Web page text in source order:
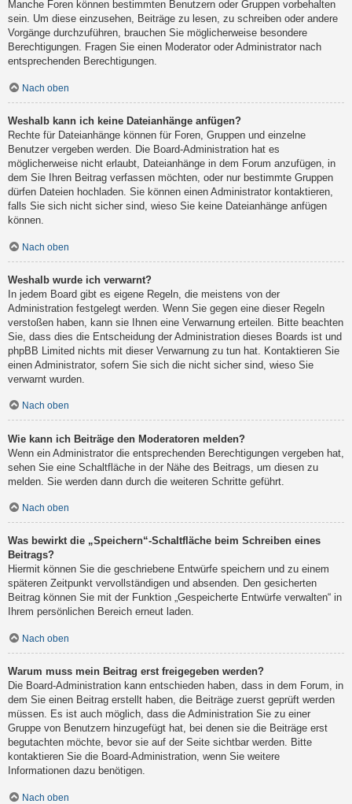
Manche Foren können bestimmten Benutzern oder Gruppen vorbehalten
sein. Um diese einzusehen, Beiträge zu lesen, zu schreiben oder andere
Vorgänge durchzuführen, brauchen Sie möglicherweise besondere
Berechtigungen. Fragen Sie einen Moderator oder Administrator nach
entsprechenden Berechtigungen.
Nach oben
Weshalb kann ich keine Dateianhänge anfügen?
Rechte für Dateianhänge können für Foren, Gruppen und einzelne
Benutzer vergeben werden. Die Board-Administration hat es
möglicherweise nicht erlaubt, Dateianhänge in dem Forum anzufügen, in
dem Sie Ihren Beitrag verfassen möchten, oder nur bestimmte Gruppen
dürfen Dateien hochladen. Sie können einen Administrator kontaktieren,
falls Sie sich nicht sicher sind, wieso Sie keine Dateianhänge anfügen
können.
Nach oben
Weshalb wurde ich verwarnt?
In jedem Board gibt es eigene Regeln, die meistens von der
Administration festgelegt werden. Wenn Sie gegen eine dieser Regeln
verstoßen haben, kann sie Ihnen eine Verwarnung erteilen. Bitte beachten
Sie, dass dies die Entscheidung der Administration dieses Boards ist und
phpBB Limited nichts mit dieser Verwarnung zu tun hat. Kontaktieren Sie
einen Administrator, sofern Sie sich die nicht sicher sind, wieso Sie
verwarnt wurden.
Nach oben
Wie kann ich Beiträge den Moderatoren melden?
Wenn ein Administrator die entsprechenden Berechtigungen vergeben hat,
sehen Sie eine Schaltfläche in der Nähe des Beitrags, um diesen zu
melden. Sie werden dann durch die weiteren Schritte geführt.
Nach oben
Was bewirkt die „Speichern“-Schaltfläche beim Schreiben eines
Beitrags?
Hiermit können Sie die geschriebene Entwürfe speichern und zu einem
späteren Zeitpunkt vervollständigen und absenden. Den gesicherten
Beitrag können Sie mit der Funktion „Gespeicherte Entwürfe verwalten“ in
Ihrem persönlichen Bereich erneut laden.
Nach oben
Warum muss mein Beitrag erst freigegeben werden?
Die Board-Administration kann entschieden haben, dass in dem Forum, in
dem Sie einen Beitrag erstellt haben, die Beiträge zuerst geprüft werden
müssen. Es ist auch möglich, dass die Administration Sie zu einer
Gruppe von Benutzern hinzugefügt hat, bei denen sie die Beiträge erst
begutachten möchte, bevor sie auf der Seite sichtbar werden. Bitte
kontaktieren Sie die Board-Administration, wenn Sie weitere
Informationen dazu benötigen.
Nach oben